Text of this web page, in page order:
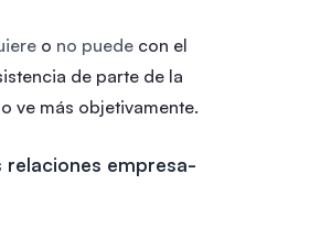
o no puede con el
de parte de la
ve más objetivamente.
relaciones empresa-